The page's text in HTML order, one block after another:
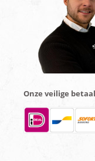
Onze veilige